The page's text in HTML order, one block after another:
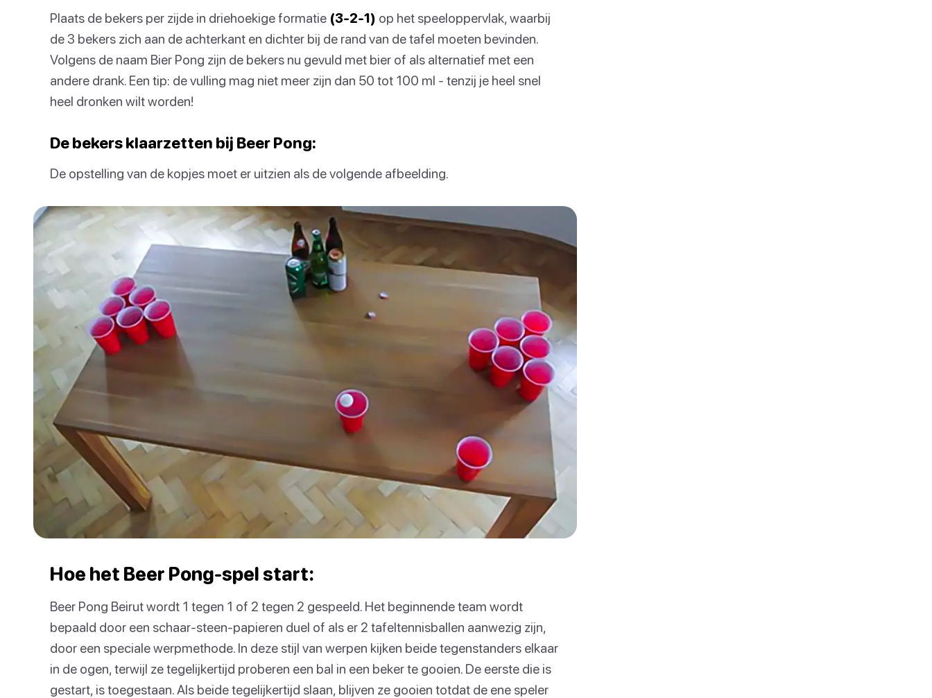
Plaats de bekers per zijde in driehoekige formatie (3-2-1) op het speeloppervlak, waarbij
de 3 bekers zich aan de achterkant en dichter bij de rand van de tafel moeten bevinden.
Volgens de naam Bier Pong zijn de bekers nu gevuld met bier of als alternatief met een
andere drank. Een tip: de vulling mag niet meer zijn dan 50 tot 100 ml - tenzij je heel snel
heel dronken wilt worden!
De bekers klaarzetten bij Beer Pong:
De opstelling van de kopjes moet er uitzien als de volgende afbeelding.
Hoe het Beer Pong-spel start:
Beer Pong Beirut wordt 1 tegen 1 of 2 tegen 2 gespeeld. Het beginnende team wordt
bepaald door een schaar-steen-papieren duel of als er 2 tafeltennisballen aanwezig zijn,
door een speciale werpmethode. In deze stijl van werpen kijken beide tegenstanders elkaar
in de ogen, terwijl ze tegelijkertijd proberen een bal in een beker te gooien. De eerste die is
gestart, is toegestaan. Als beide tegelijkertijd slaan, blijven ze gooien totdat de ene speler